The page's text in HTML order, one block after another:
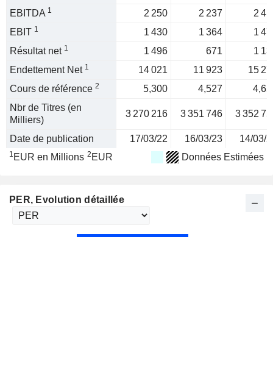
EBITDA 1 2 250 2 237
2
EBIT 1 1 430 1 364
1
Résultat net 1 1 496 671
1
Endettement Net 1 14 021 11 923
15
Cours de référence 2 5,300 4,527
Nbr de Titres (en
Milliers)
3 270 216 3 351 746 3 352
Date de publication 17/03/22 16/03/23 14/03/
1 EUR en Millions 2 EUR Données Estimées
PER, Evolution détaillée